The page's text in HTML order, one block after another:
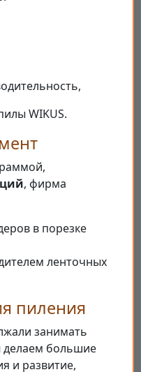
WIKUS.
, фирма
в порезке
ленточных
пиления
занимать
делаем большие
и развитие,